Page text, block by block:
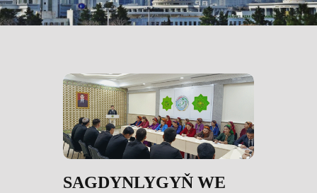
SAGDYNLYGYŇ WE